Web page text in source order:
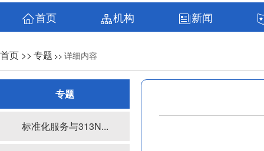
首页 机构 新闻
首页 >> 专题 >> 详细内容
专题
标准化服务与313N...